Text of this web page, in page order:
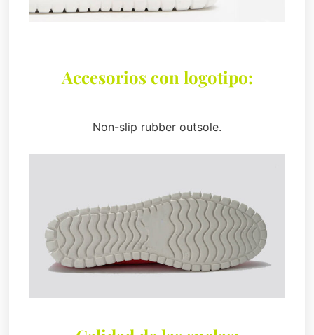
Accesorios con logotipo:
Non-slip rubber outsole.